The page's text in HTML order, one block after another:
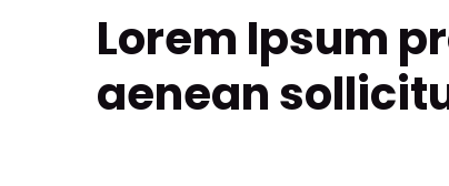
Lorem Ipsum
aenean